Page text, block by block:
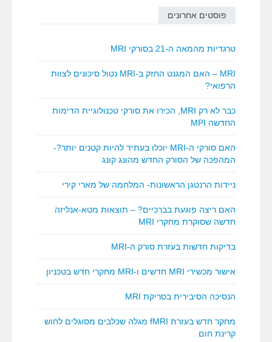
פוסטים אחרונים
טרגדיות מהמאה ה-21 בסורקי MRI
MRI – האם המגנט החזק ב-MRI נטול סיכונים לצוות
הרפואי?
כבר לא רק MRI, הכירו את סורקי טכנולוגיית הדימות
החדשה MPI
האם סורקי ה-MRI יוכלו בעתיד להיות קטנים יותר?-
המהפכה של הסורק החדש מהונג קונג
ניידות הרנטגן הראשונות- המלחמה של מארי קירי
האם ריצה פוגעת בברכיים? – תוצאות מטא-אנליזה
חדשה שסוקרת מחקרי MRI
בדיקות חדשות בעזרת סורק ה-MRI
אישור מכשירי MRI חדשים ו-MRI מחקרי חדש בטכניון
הנסיכה הסיבירית בסריקת MRI
מחקר חדש בעזרת fMRI מגלה שכלבים מסוגלים לחוש
קרינת חום